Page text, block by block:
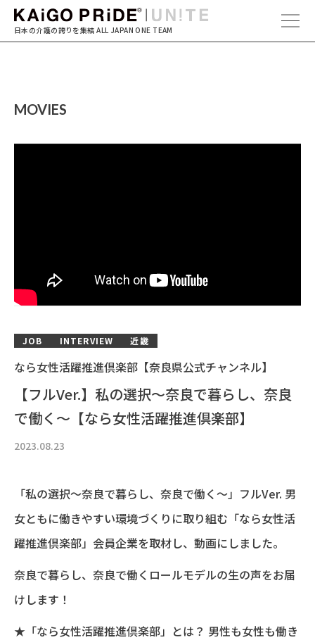
日本の介護の誇りを集結ALL JAPAN ONE TEAM
MOVIES
JOB INTERVIEW 近畿
なら女性活躍推進倶楽部【奈良県公式チャンネル】
【フルVer.】私の選択～奈良で暮らし、奈良
で働く～【なら女性活躍推進倶楽部】
2023.08.23
「私の選択～奈良で暮らし、奈良で働く～」フルVer. 男
女ともに働きやすい環境づくりに取り組む「なら女性活
躍推進倶楽部」会員企業を取材し、動画にしました。
奈良で暮らし、奈良で働くロールモデルの生の声をお届
けします！
★「なら女性活躍推進倶楽部」とは？ 男性も女性も働き